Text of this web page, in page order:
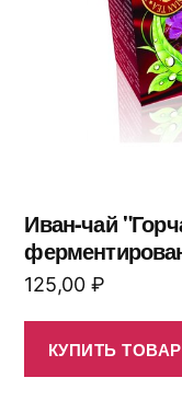
Иван-чай
125,00 ₽
КУПИТЬ ТОВАР